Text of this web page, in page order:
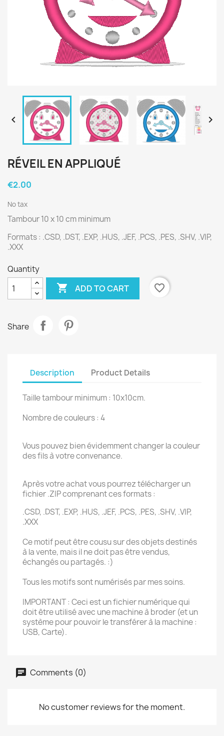
 
RÉVEIL EN APPLIQUÉ
€2.00
No tax
Tambour 10 x 10 cm minimum
Formats : .CSD, .DST, .EXP, .HUS, .JEF, .PCS, .PES, .SHV, .VIP,
.XXX
Quantity
 ADD TO CART favorite_border
Share
Description Product Details
Taille tambour minimum : 10x10cm.
Nombre de couleurs : 4
Vous pouvez bien évidemment changer la couleur
des fils à votre convenance.
Après votre achat vous pourrez télécharger un
fichier .ZIP comprenant ces formats :
.CSD, .DST, .EXP, .HUS, .JEF, .PCS, .PES, .SHV, .VIP,
.XXX
Ce motif peut être cousu sur des objets destinés
à la vente, mais il ne doit pas être vendus,
échangés ou partagés. :)
Tous les motifs sont numérisés par mes soins.
IMPORTANT : Ceci est un fichier numérique qui
doit être utilisé avec une machine à broder (et un
système pour pouvoir le transférer à la machine :
USB, Carte).
Comments (0)
No customer reviews for the moment.